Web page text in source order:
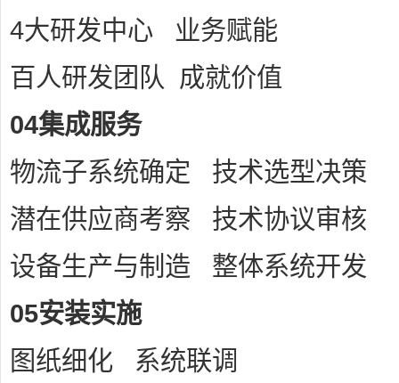
4大研发中心 业务赋能
百人研发团队 成就价值
04集成服务
物流子系统确定 技术选型决策
潜在供应商考察 技术协议审核
设备生产与制造 整体系统开发
05安装实施
图纸细化 系统联调